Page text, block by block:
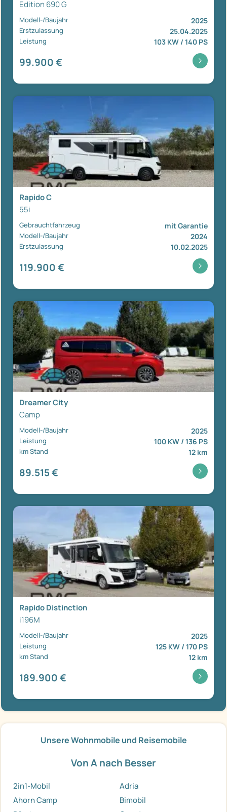
Edition 690 G
Modell-/Baujahr 2025
Erstzulassung 25.04.2025
Leistung 103 KW / 140 PS
99.900 €
Rapido C
55i
Gebrauchtfahrzeug mit Garantie
Modell-/Baujahr 2024
Erstzulassung 10.02.2025
119.900 €
Dreamer City
Camp
Modell-/Baujahr 2025
Leistung 100 KW / 136 PS
km Stand 12 km
89.515 €
Rapido Distinction
i196M
Modell-/Baujahr 2025
Leistung 125 KW / 170 PS
km Stand 12 km
189.900 €
Unsere Wohnmobile und Reisemobile
Von A nach Besser
2in1-Mobil
Adria
Ahorn Camp
Bimobil